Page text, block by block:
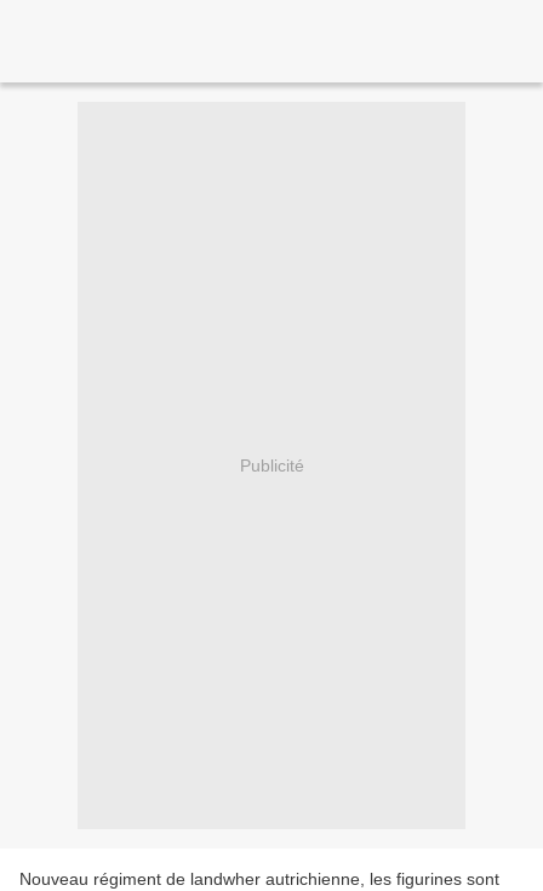
Publicité
Nouveau régiment de landwher autrichienne, les figurines sont